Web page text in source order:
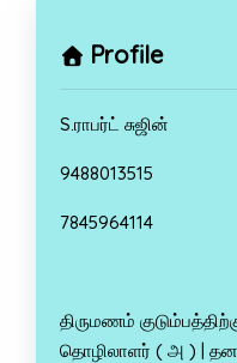
Profile
S.ராபர்ட் சுஜின்
9488013515
7845964114
திருமணம்
தொழிலாளர் ( அ ) |